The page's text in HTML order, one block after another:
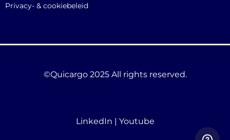
Privacy- & cookiebeleid
©Quicargo 2025 All rights reserved.
LinkedIn | Youtube